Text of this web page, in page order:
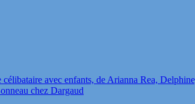
avec enfants, de Arianna Rea,
chez Dargaud